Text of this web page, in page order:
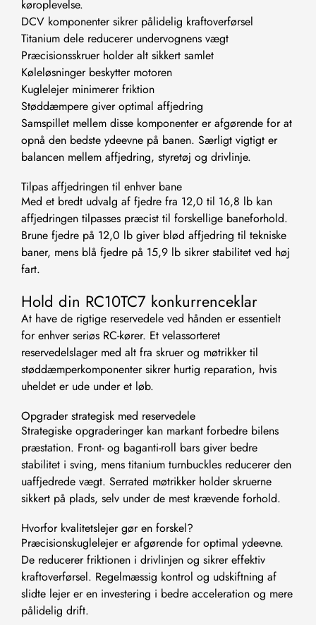
køroplevelse.
DCV komponenter sikrer pålidelig kraftoverførsel
Titanium dele reducerer undervognens vægt
Præcisionsskruer holder alt sikkert samlet
Køleløsninger beskytter motoren
Kuglelejer minimerer friktion
Støddæmpere giver optimal affjedring
Samspillet mellem disse komponenter er afgørende for at
opnå den bedste ydeevne på banen. Særligt vigtigt er
balancen mellem affjedring, styretøj og drivlinje.
Tilpas affjedringen til enhver bane
Med et bredt udvalg af fjedre fra 12,0 til 16,8 lb kan
affjedringen tilpasses præcist til forskellige baneforhold.
Brune fjedre på 12,0 lb giver blød affjedring til tekniske
baner, mens blå fjedre på 15,9 lb sikrer stabilitet ved høj
fart.
Hold din RC10TC7 konkurrenceklar
At have de rigtige reservedele ved hånden er essentielt
for enhver seriøs RC-kører. Et velassorteret
reservedelslager med alt fra skruer og møtrikker til
støddæmperkomponenter sikrer hurtig reparation, hvis
uheldet er ude under et løb.
Opgrader strategisk med reservedele
Strategiske opgraderinger kan markant forbedre bilens
præstation. Front- og baganti-roll bars giver bedre
stabilitet i sving, mens titanium turnbuckles reducerer den
uaffjedrede vægt. Serrated møtrikker holder skruerne
sikkert på plads, selv under de mest krævende forhold.
Hvorfor kvalitetslejer gør en forskel?
Præcisionskuglelejer er afgørende for optimal ydeevne.
De reducerer friktionen i drivlinjen og sikrer effektiv
kraftoverførsel. Regelmæssig kontrol og udskiftning af
slidte lejer er en investering i bedre acceleration og mere
pålidelig drift.